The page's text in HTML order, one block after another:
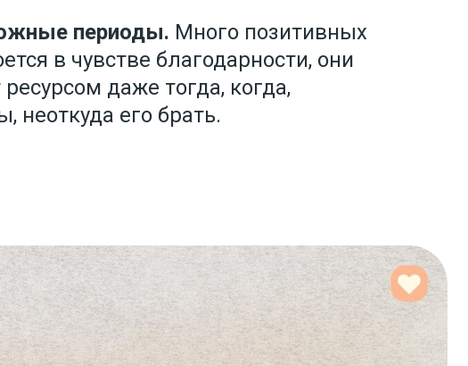
периоды. Много позитивных
в чувстве благодарности, они
даже тогда, когда,
неоткуда его брать.
Но